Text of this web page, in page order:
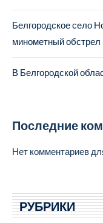
Белгородское село
минометный обстрел
В Белгородской
Последние
Нет комментариев
РУБРИКИ